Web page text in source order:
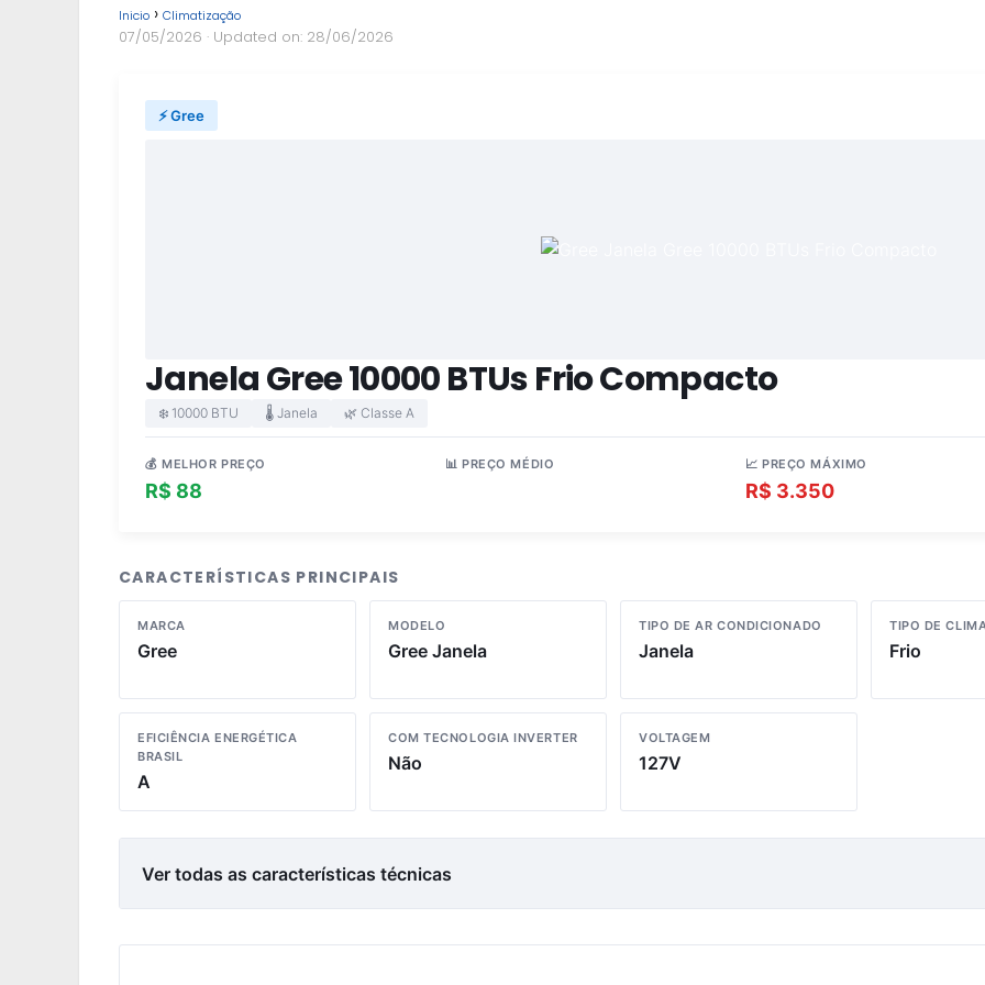
Inicio Climatização
07/05/2026 · Updated on: 28/06/2026
⚡ Gree
Janela Gree 10000 BTUs Frio Compacto
❄️ 10000 BTU 🌡️ Janela 🌿 Classe A
💰 MELHOR PREÇO
R$ 88
📊 PREÇO MÉDIO 📈 PREÇO MÁXIMO
R$ 3.350
CARACTERÍSTICAS PRINCIPAIS
MARCA
Gree
MODELO
Gree Janela
TIPO DE AR CONDICIONADO
Janela
TIPO DE
Frio
EFICIÊNCIA ENERGÉTICA
BRASIL
A
COM TECNOLOGIA INVERTER
Não
VOLTAGEM
127V
Ver todas as características técnicas